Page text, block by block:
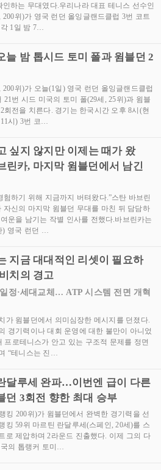
인하는 무대였다.우리나라 대표 테니스 선수인
200위)가 영국 런던 올잉글랜드클럽 3번 코트
1일 밤 7…
늘 밤 톱시드 토미 폴과 윔블던 2
200위)가 오늘(1일) 영국 런던 올잉글랜드클럽
21번 시드 미국의 토미 폴(29세, 25위)과 윔블
회전을 치른다. 경기는 한국시간 오후 8시(현
시) 3번 코…
싶지 않지만 이제는 때가 왔
린카, 마지막 윔블던에서 남긴
험하기 위해 지금까지 버텨왔다.”스탄 바브린
자신의 마지막 윔블던 무대를 마친 뒤 담담하
운을 남기는 작별 인사를 전했다.바브린카는
) 영국 런던 …
지금 대대적인 리셋이 필요하
치의 경고
정·세대교체… ATP 시스템 전면 개혁
가 윔블던에서 의미심장한 메시지를 던졌다.
경기력이나 대회 운영에 대한 불만이 아니었
프로테니스가 안고 있는 구조적 문제를 정면
“테니스는 진…
달루세 완파…이번엔 급이 다른
던 3회전 향한 최대 승부
킹 200위)가 윔블던에서 완벽한 경기력을 선
킹 59위 마르틴 란달루세(스페인, 20세)를 스
로 제압하며 2라운드 진출했다. 이제 그의 다
의 톱랭커 토미…